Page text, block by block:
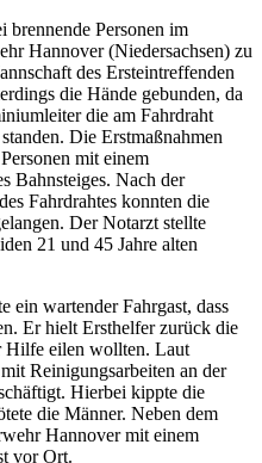
Personen im
Hannover (Niedersachsen) zu
des Ersteintreffenden
die Hände gebunden, da
die am Fahrdraht
Die Erstmaßnahmen
mit einem
Bahnsteiges. Nach der
Fahrdrahtes konnten die
Der Notarzt stellte
21 und 45 Jahre alten
ein wartender Fahrgast, dass
Er hielt Ersthelfer zurück die
Hilfe eilen wollten. Laut
Reinigungsarbeiten an der
Hierbei kippte die
die Männer. Neben dem
Hannover mit einem
vor Ort.